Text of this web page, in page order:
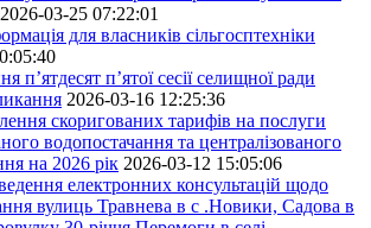
2026-03-25 07:22:01
для власників сільгосптехніки
п’ятдесят п’ятої сесії селищної ради
2026-03-16 12:25:36
скоригованих тарифів на послуги
водопостачання та централізованого
на 2026 рік 2026-03-12 15:05:06
електронних консультацій щодо
вулиць Травнева в с .Новики, Садова в